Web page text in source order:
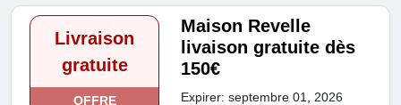
Livraison
gratuite
OFFRE
Maison Revelle
livaison gratuite dès
150€
Expirer: septembre 01, 2026